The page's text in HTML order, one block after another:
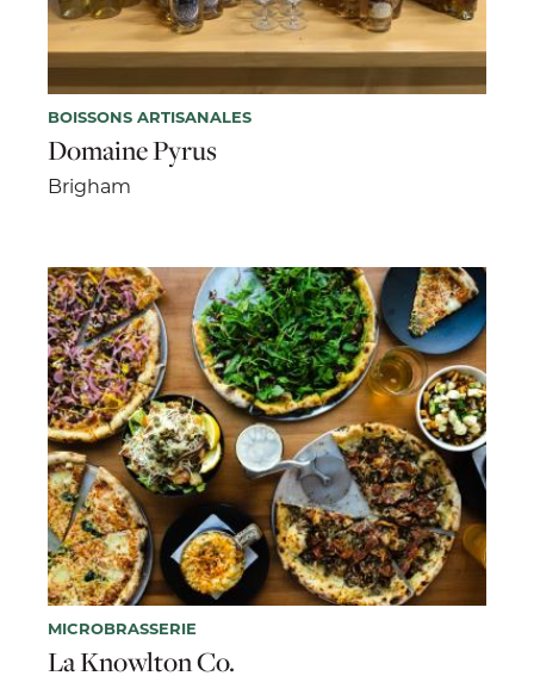
BOISSONS ARTISANALES
Domaine Pyrus
Brigham
MICROBRASSERIE
La Knowlton Co.